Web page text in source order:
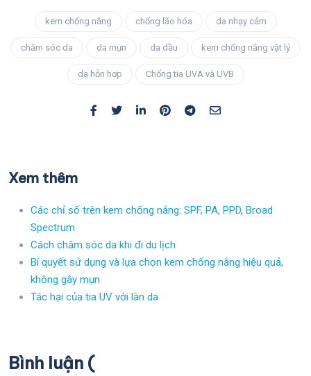
kem chống nắng chống lão hóa da nhạy cảm
chăm sóc da da mụn da dầu kem chống nắng vật lý
da hỗn hợp Chống tia UVA và UVB
Xem thêm
Các chỉ số trên kem chống nắng: SPF, PA, PPD, Broad
Spectrum
Cách chăm sóc da khi đi du lịch
Bí quyết sử dụng và lựa chọn kem chống nắng hiệu quả,
không gây mụn
Tác hại của tia UV với làn da
Bình luận (